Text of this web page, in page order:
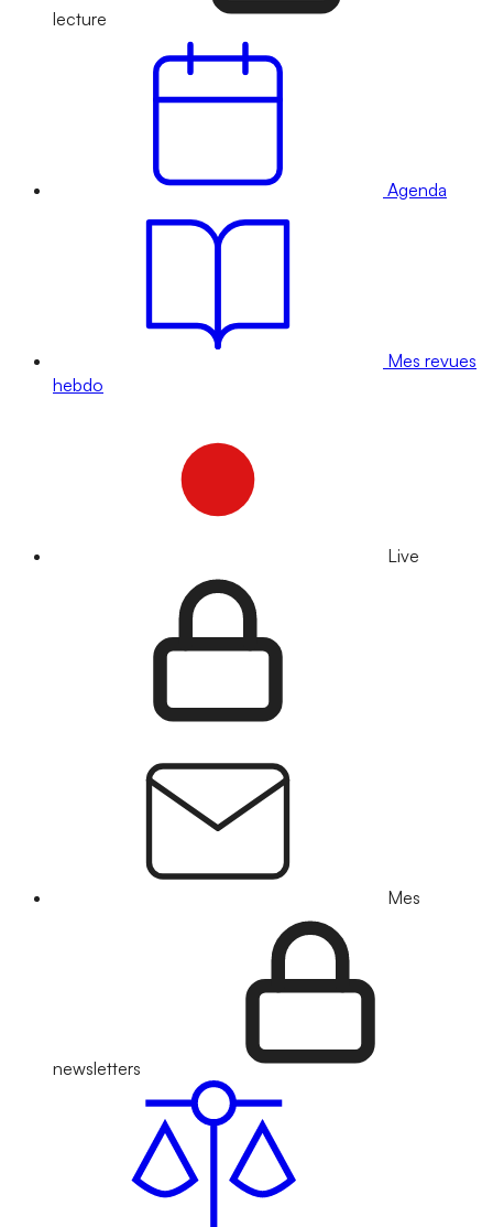
lecture
Agenda
Mes revues
hebdo
Live
Mes
newsletters